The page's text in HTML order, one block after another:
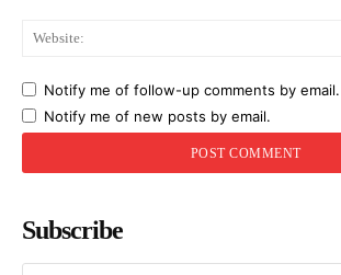
Notify me of follow-up comments by email.
Notify me of new posts by email.
Subscribe